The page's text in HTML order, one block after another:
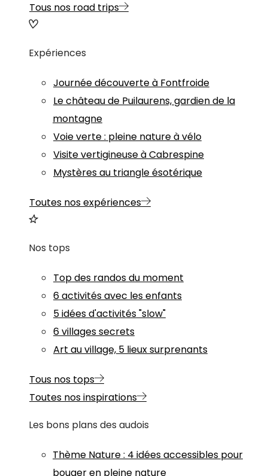
Tous nos road trips
Expériences
Journée découverte à Fontfroide
Le château de Puilaurens, gardien de la
montagne
Voie verte : pleine nature à vélo
Visite vertigineuse à Cabrespine
Mystères au triangle ésotérique
Toutes nos expériences
Nos tops
Top des randos du moment
6 activités avec les enfants
5 idées d'activités "slow"
6 villages secrets
Art au village, 5 lieux surprenants
Tous nos tops
Toutes nos inspirations
Les bons plans des audois
Thème Nature: 4 idées accessibles pour
bouger en pleine nature